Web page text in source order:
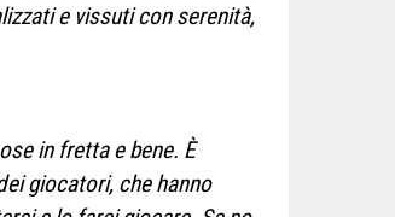
e vissuti con serenità,
in fretta e bene. È
giocatori, che hanno